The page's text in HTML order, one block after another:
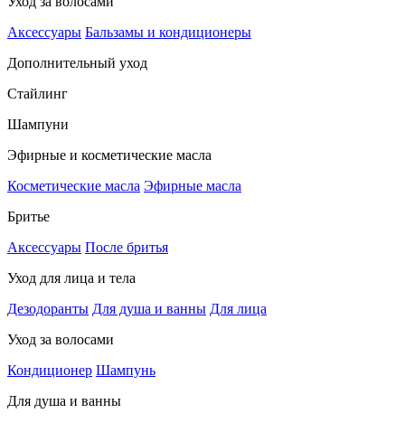
Аксессуары Бальзамы и кондиционеры
Дополнительный уход
Стайлинг
Шампуни
Эфирные и косметические масла
Косметические масла Эфирные масла
Бритье
Аксессуары После бритья
Уход для лица и тела
Дезодоранты Для душа и ванны Для лица
Уход за волосами
Кондиционер Шампунь
Для душа и ванны